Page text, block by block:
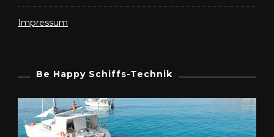
Impressum
Be Happy Schiffs-Technik